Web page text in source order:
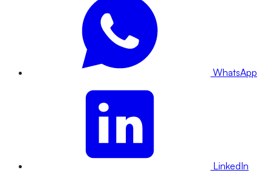
WhatsApp
LinkedIn